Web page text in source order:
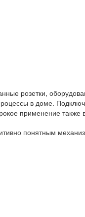
розетки,
в доме.
применение
понятным